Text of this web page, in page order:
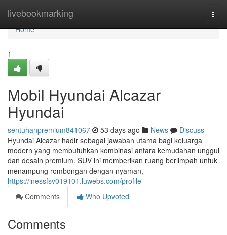
livebookmarking
Home
Home
1
Mobil Hyundai Alcazar
Hyundai
sentuhanpremium841067 53 days ago News
Discuss
Hyundai Alcazar hadir sebagai jawaban utama bagi keluarga
modern yang membutuhkan kombinasi antara kemudahan unggul
dan desain premium. SUV ini memberikan ruang berlimpah untuk
menampung rombongan dengan nyaman,
https://inessfsv019101.luwebs.com/profile
Comments
Who Upvoted
Comments